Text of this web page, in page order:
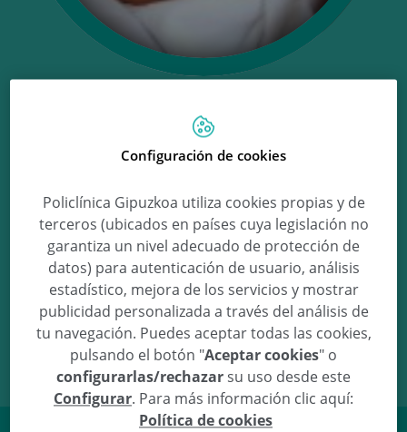
Ongi etorri June!
June Amenabar Azpeitia
28/07/11 00:58 3.23Kg 49cm
Configuración de cookies
Policlínica Gipuzkoa utiliza cookies propias y de
terceros (ubicados en países cuya legislación no
garantiza un nivel adecuado de protección de
datos) para autenticación de usuario, análisis
estadístico, mejora de los servicios y mostrar
publicidad personalizada a través del análisis de
tu navegación. Puedes aceptar todas las cookies,
pulsando el botón "Aceptar cookies" o
configurarlas/rechazarsu uso desde este
Configurar. Para más información clic aquí:
Política de cookies